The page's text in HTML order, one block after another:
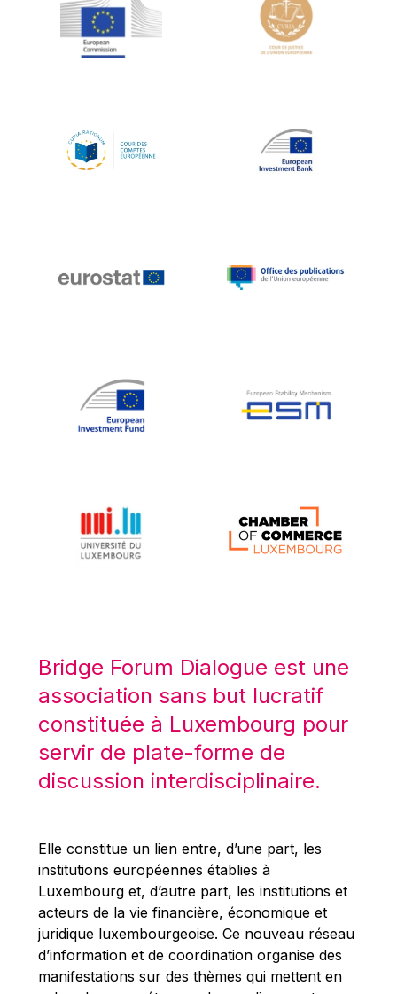
Jean-Louis Schiltz
Jean-Victor Louis
Johnny Åkerholm
Katharien L.C. Hunt
Klaus-Heiner Lehne
Koen LENAERTS
Lars Heikensten
Lucas Papademos
Máire Geoghegan-Quinn
Mario Centeno
Mario Monti
Maroš ŠEFČOVIČ
Martin Bailey
Martine Reicherts
Michael Sohlman
Michel Goedert
Mireille Delmas-Marty
Nobuo Tanaka
Otmar Issing
Bridge Forum Dialogue est une
association sans but lucratif
constituée à Luxembourg pour
servir de plate-forme de
discussion interdisciplinaire.
Elle constitue un lien entre, d’une part, les
institutions européennes établies à
Luxembourg et, d’autre part, les institutions et
acteurs de la vie financière, économique et
juridique luxembourgeoise. Ce nouveau réseau
d’information et de coordination organise des
manifestations sur des thèmes qui mettent en